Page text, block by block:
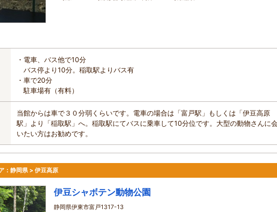
・電車、バス他で10分
バス停より10分。稲取駅よりバス有
・車で20分
駐車場有（有料）
当館からは車で３０分弱くらいです。電車の場合は「富戸駅」もしくは「伊豆高原
駅」より「稲取駅」へ。稲取駅にてバスに乗車して10分位です。大型の動物さんに
いたい方はお勧めです。
： 静岡県 > 伊豆高原
伊豆シャボテン動物公園
静岡県伊東市富戸1317-13